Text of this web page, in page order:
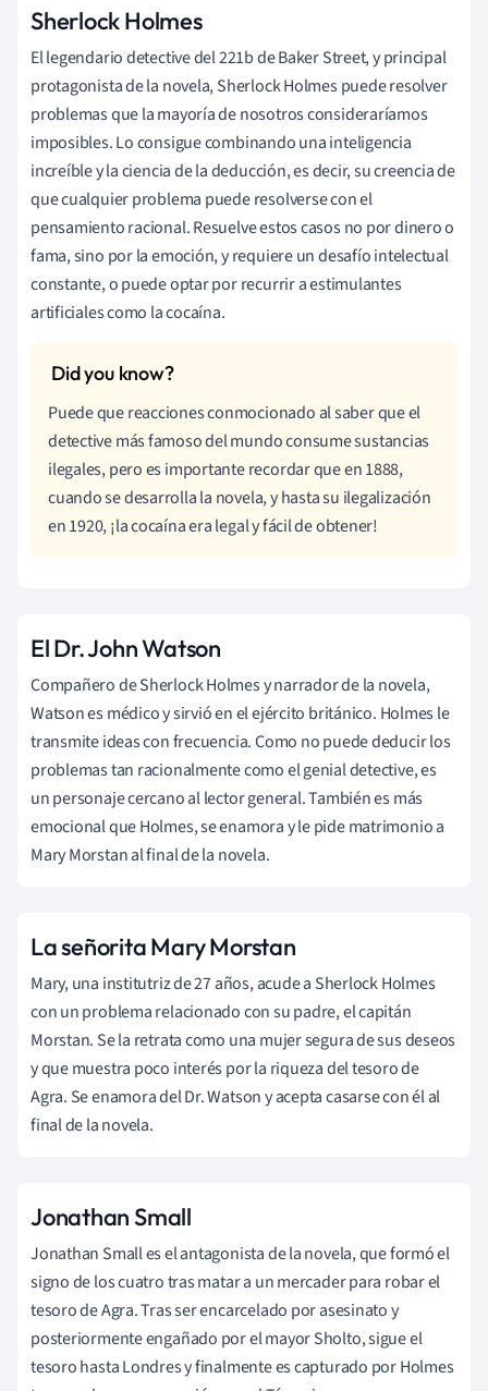
Sherlock Holmes
El legendario detective del 221b de Baker Street, y principal
protagonista de la novela, Sherlock Holmes puede resolver
problemas que la mayoría de nosotros consideraríamos
imposibles. Lo consigue combinando una inteligencia
increíble y la ciencia de la deducción, es decir, su creencia de
que cualquier problema puede resolverse con el
pensamiento racional. Resuelve estos casos no por dinero o
fama, sino por la emoción, y requiere un desafío intelectual
constante, o puede optar por recurrir a estimulantes
artificiales como la cocaína.
Puede que reacciones conmocionado al saber que el
detective más famoso del mundo consume sustancias
ilegales, pero es importante recordar que en 1888,
cuando se desarrolla la novela, y hasta su ilegalización
en 1920, ¡la cocaína era legal y fácil de obtener!
El Dr. John Watson
Compañero de Sherlock Holmes y narrador de la novela,
Watson es médico y sirvió en el ejército británico. Holmes le
transmite ideas con frecuencia. Como no puede deducir los
problemas tan racionalmente como el genial detective, es
un personaje cercano al lector general. También es más
emocional que Holmes, se enamora y le pide matrimonio a
Mary Morstan al final de la novela.
La señorita Mary Morstan
Mary, una institutriz de 27 años, acude a Sherlock Holmes
con un problema relacionado con su padre, el capitán
Morstan. Se la retrata como una mujer segura de sus deseos
y que muestra poco interés por la riqueza del tesoro de
Agra. Se enamora del Dr. Watson y acepta casarse con él al
final de la novela.
Jonathan Small
Jonathan Small es el antagonista de la novela, que formó el
signo de los cuatro tras matar a un mercader para robar el
tesoro de Agra. Tras ser encarcelado por asesinato y
posteriormente engañado por el mayor Sholto, sigue el
tesoro hasta Londres y finalmente es capturado por Holmes